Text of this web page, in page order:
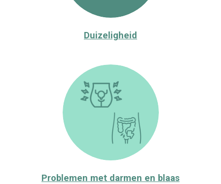
Duizeligheid
Problemen met darmen en blaas